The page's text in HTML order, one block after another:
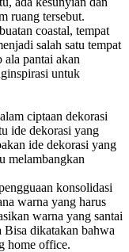
ruang tersebut.
coastal, tempat
salah satu tempat
pantai akan
untuk
ciptaan dekorasi
ide dekorasi yang
ide dekorasi yang
melambangkan
konsolidasi
warna yang harus
warna yang santai
dikatakan bahwa
home office.